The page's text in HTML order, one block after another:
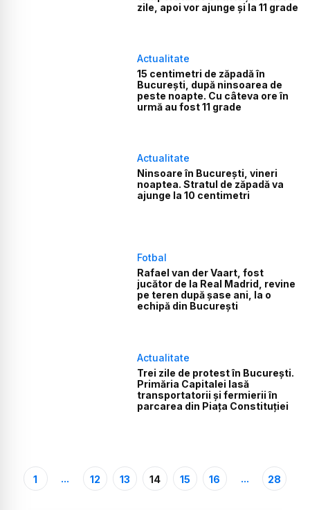
zile, apoi vor ajunge și la 11 grade
Actualitate
15 centimetri de zăpadă în
București, după ninsoarea de
peste noapte. Cu câteva ore în
urmă au fost 11 grade
Actualitate
Ninsoare în București, vineri
noaptea. Stratul de zăpadă va
ajunge la 10 centimetri
Fotbal
Rafael van der Vaart, fost
jucător de la Real Madrid, revine
pe teren după șase ani, la o
echipă din București
Actualitate
Trei zile de protest în București.
Primăria Capitalei lasă
transportatorii și fermierii în
parcarea din Piața Constituției
1 ... 12 13 14 15 16 ... 28